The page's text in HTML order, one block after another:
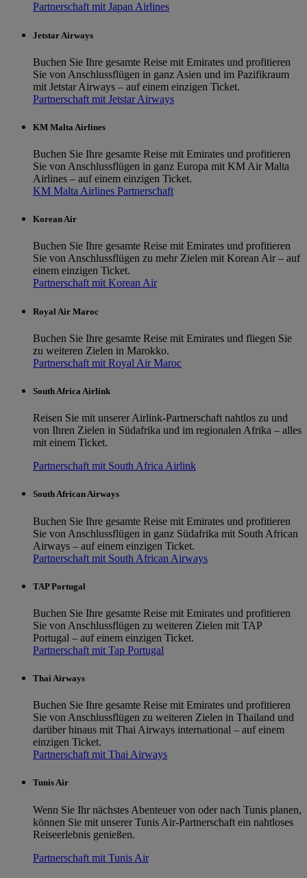
Partnerschaft mit Japan Airlines
Jetstar Airways
Buchen Sie Ihre gesamte Reise mit Emirates und profitieren
Sie von Anschlussflügen in ganz Asien und im Pazifikraum
mit Jetstar Airways – auf einem einzigen Ticket.
Partnerschaft mit Jetstar Airways
KM Malta Airlines
Buchen Sie Ihre gesamte Reise mit Emirates und profitieren
Sie von Anschlussflügen in ganz Europa mit KM Air Malta
Airlines – auf einem einzigen Ticket.
KM Malta Airlines Partnerschaft
Korean Air
Buchen Sie Ihre gesamte Reise mit Emirates und profitieren
Sie von Anschlussflügen zu mehr Zielen mit Korean Air – auf
einem einzigen Ticket.
Partnerschaft mit Korean Air
Royal Air Maroc
Buchen Sie Ihre gesamte Reise mit Emirates und fliegen Sie
zu weiteren Zielen in Marokko.
Partnerschaft mit Royal Air Maroc
South Africa Airlink
Reisen Sie mit unserer Airlink-Partnerschaft nahtlos zu und
von Ihren Zielen in Südafrika und im regionalen Afrika – alles
mit einem Ticket.
Partnerschaft mit South Africa Airlink
South African Airways
Buchen Sie Ihre gesamte Reise mit Emirates und profitieren
Sie von Anschlussflügen in ganz Südafrika mit South African
Airways – auf einem einzigen Ticket.
Partnerschaft mit South African Airways
TAP Portugal
Buchen Sie Ihre gesamte Reise mit Emirates und profitieren
Sie von Anschlussflügen zu weiteren Zielen mit TAP
Portugal – auf einem einzigen Ticket.
Partnerschaft mit Tap Portugal
Thai Airways
Buchen Sie Ihre gesamte Reise mit Emirates und profitieren
Sie von Anschlussflügen zu weiteren Zielen in Thailand und
darüber hinaus mit Thai Airways international – auf einem
einzigen Ticket.
Partnerschaft mit Thai Airways
Tunis Air
Wenn Sie Ihr nächstes Abenteuer von oder nach Tunis planen,
können Sie mit unserer Tunis Air-Partnerschaft ein nahtloses
Reiseerlebnis genießen.
Partnerschaft mit Tunis Air